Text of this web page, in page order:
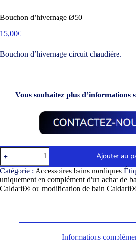
Bouchon d’hivernage Ø50
15,00€
Bouchon d’hivernage circuit chaudière.
Vous souhaitez plus d’informations
Ajouter au
Catégorie : Accessoires bains nordiques
uniquement en complément d'un achat de
Caldarii® ou modification de bain
Informations